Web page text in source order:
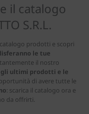
il catalogo
S.R.L.
prodotti e scopri
le tue
il nostro
ultimi prodotti e le
di avere tutte le
: scarica il catalogo ora e
da offrirti.